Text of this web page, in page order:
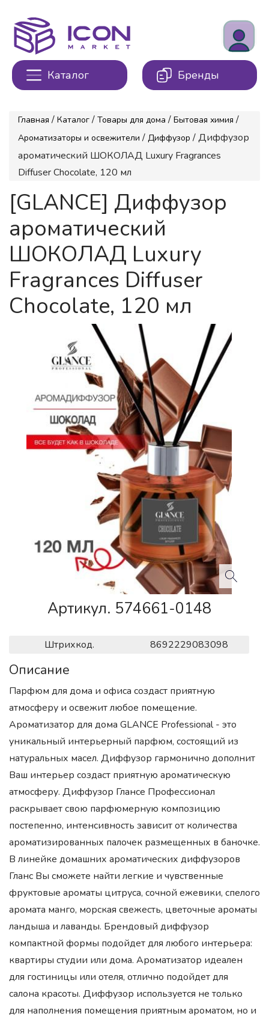
Каталог Бренды
Главная / Каталог / Товары для дома / Бытовая химия /
Ароматизаторы и освежители / Диффузор / Диффузор
ароматический ШОКОЛАД Luxury Fragrances
Diffuser Chocolate, 120 мл
[GLANCE] Диффузор
ароматический
ШОКОЛАД Luxury
Fragrances Diffuser
Chocolate, 120 мл
Артикул. 574661-0148
Штрихкод. 8692229083098
Описание
Парфюм для дома и офиса создаст приятную
атмосферу и освежит любое помещение.
Ароматизатор для дома GLANCE Professional - это
уникальный интерьерный парфюм, состоящий из
натуральных масел. Диффузор гармонично дополнит
Ваш интерьер создаст приятную ароматическую
атмосферу. Диффузор Глансе Профессионал
раскрывает свою парфюмерную композицию
постепенно, интенсивность зависит от количества
ароматизированных палочек размещенных в баночке.
В линейке домашних ароматических диффузоров
Гланс Вы сможете найти легкие и чувственные
фруктовые ароматы цитруса, сочной ежевики, спелого
аромата манго, морская свежесть, цветочные ароматы
ландыша и лаванды. Брендовый диффузор
компактной формы подойдет для любого интерьера:
квартиры студии или дома. Ароматизатор идеален
для гостиницы или отеля, отлично подойдет для
салона красоты. Диффузор используется не только
для наполнения помещения приятным ароматом, но и